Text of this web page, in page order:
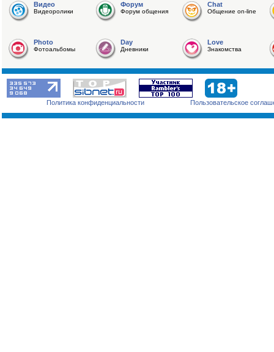
Видео
Видеоролики
Форум
Форум общения
Chat
Общение on-line
Photo
Фотоальбомы
Day
Дневники
Love
Знакомства
Пользовательское
Политика конфиденциальности